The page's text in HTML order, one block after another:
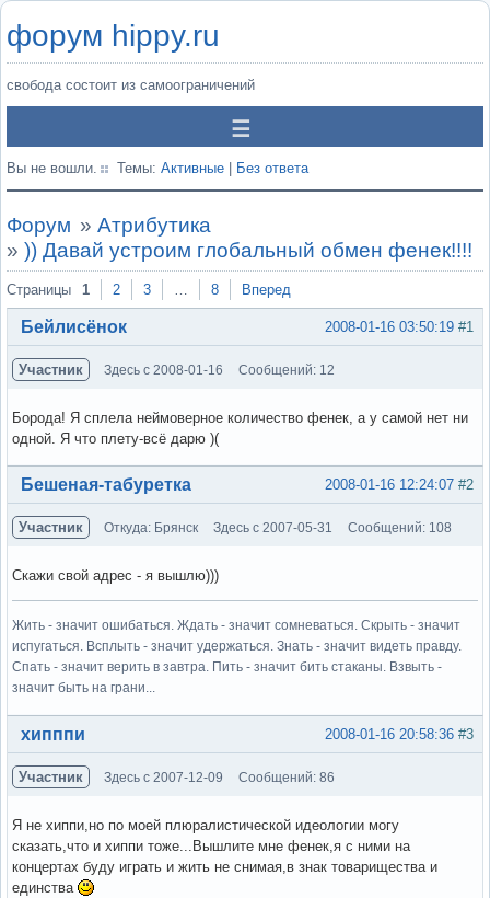
форум hippy.ru
свобода состоит из самоограничений
Вы не вошли. Темы: Активные Без ответа
Форум » Атрибутика
» )) Давай устроим глобальный обмен фенек!!!!
Страницы 1 2 3 … 8 Вперед
#1
2008-01-16 03:50:19
Бейлисёнок
Участник Здесь с 2008-01-16 Сообщений: 12
Борода! Я сплела неймоверное количество фенек, а у самой нет ни
одной. Я что плету-всё дарю )(
Вне форума #2
2008-01-16 12:24:07
Бешеная-табуретка
Участник Откуда: Брянск Здесь с 2007-05-31 Сообщений: 108
Скажи свой адрес - я вышлю)))
Жить - значит ошибаться. Ждать - значит сомневаться. Скрыть - значит
испугаться. Всплыть - значит удержаться. Знать - значит видеть правду.
Спать - значит верить в завтра. Пить - значит бить стаканы. Взвыть -
значит быть на грани...
Вне форума #3
2008-01-16 20:58:36
хипппи
Участник Здесь с 2007-12-09 Сообщений: 86
Я не хиппи,но по моей плюралистической идеологии могу
сказать,что и хиппи тоже...Вышлите мне фенек,я с ними на
концертах буду играть и жить не снимая,в знак товарищества и
единства